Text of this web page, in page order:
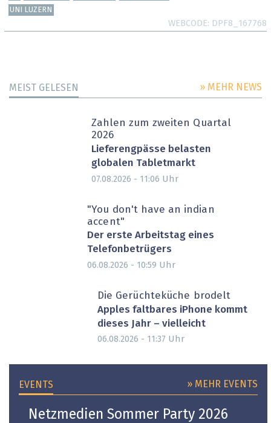
UNI LUZERN
WEBCODE DPF8_167768
MEIST GELESEN » MEHR NEWS
Zahlen zum zweiten Quartal
2026
Lieferengpässe belasten
globalen Tabletmarkt
07.08.2026 - 11:06 Uhr
"You don't have an indian
accent"
Der erste Arbeitstag eines
Telefonbetrügers
06.08.2026 - 10:59 Uhr
Die Gerüchteküche brodelt
Apples faltbares iPhone kommt
dieses Jahr – vielleicht
06.08.2026 - 11:37 Uhr
EVENTS » MEHR EVENTS
Netzmedien Sommer Party 2026